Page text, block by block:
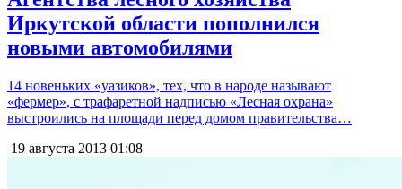
Иркутской области пополнился
новыми автомобилями
14 новеньких «уазиков», тех, что в народе называют
«фермер», с трафаретной надписью «Лесная охрана»
выстроились на площади перед домом правительства…
19 августа 2013 01:08